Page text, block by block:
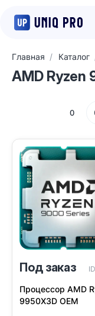
Главная Каталог
AMD Ryzen
0
Под заказ
Процессор AMD
9950X3D OEM